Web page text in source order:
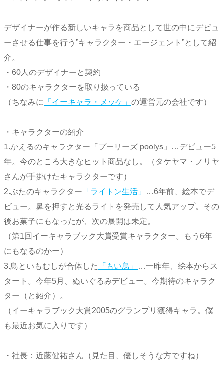
デザイナーが作る新しいキャラを商品として世の中にデビュ
ーさせる仕事を行う”キャラクター・エージェント”として紹
介。
・60人のデザイナーと契約
・80のキャラクターを取り扱っている
（ちなみに
「イーキャラ・メッケ」 の運営元の会社です）
・キャラクターの紹介
1.かえるのキャラクター「プーリーズ poolys」…デビュー5
年。今のところ大きなヒット商品なし。（タケヤマ・ノリヤ
さんが手掛けたキャラクターです）
2.ぶたのキャラクター 「ライトン生活」
…6年前、絵本でデ
ビュー。鼻を押すと光るライトを発売して人気アップ。その
後お菓子にもなったが、次の展開は未定。
（第1回イーキャラブック大賞受賞キャラクター。もう6年
にもなるのかー）
3.鳥といもむしが合体した
「もい鳥」
…一昨年、絵本からス
タート。今年5月、ぬいぐるみデビュー。今期待のキャラク
ター（と紹介）。
（イーキャラブック大賞2005のグランプリ獲得キャラ。僕
も最近お気に入りです）
・社長：近藤健祐さん（見た目、優しそうな方ですね）